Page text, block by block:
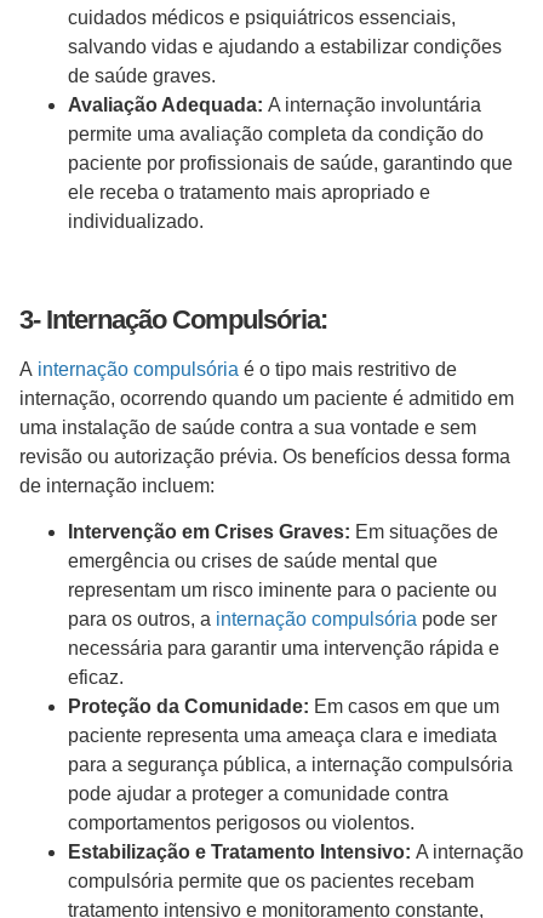
cuidados médicos e psiquiátricos essenciais,
salvando vidas e ajudando a estabilizar condições
de saúde graves.
Avaliação Adequada: A internação involuntária
permite uma avaliação completa da condição do
paciente por profissionais de saúde, garantindo que
ele receba o tratamento mais apropriado e
individualizado.
3- Internação Compulsória:
A internação compulsória é o tipo mais restritivo de
internação, ocorrendo quando um paciente é admitido em
uma instalação de saúde contra a sua vontade e sem
revisão ou autorização prévia. Os benefícios dessa forma
de internação incluem:
Intervenção em Crises Graves: Em situações de
emergência ou crises de saúde mental que
representam um risco iminente para o paciente ou
para os outros, a internação compulsória pode ser
necessária para garantir uma intervenção rápida e
eficaz.
Proteção da Comunidade: Em casos em que um
paciente representa uma ameaça clara e imediata
para a segurança pública, a internação compulsória
pode ajudar a proteger a comunidade contra
comportamentos perigosos ou violentos.
Estabilização e Tratamento Intensivo: A internação
compulsória permite que os pacientes recebam
tratamento intensivo e monitoramento constante,